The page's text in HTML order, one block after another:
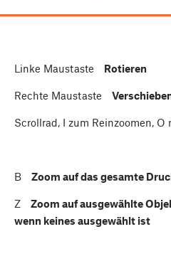
Linke Maustaste Rotieren
Rechte Maustaste
Scrollrad, I zum Reinzoomen, O
B Zoom auf das gesamte
Z
Zoom auf ausgewählte
wenn keines ausgewählt ist